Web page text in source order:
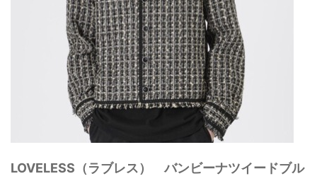
LOVELESS（ラブレス） バンビーナツイードブル